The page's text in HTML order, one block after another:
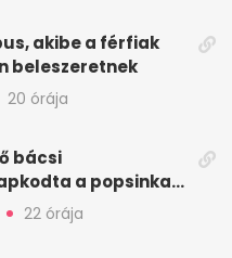
akibe a férfiak
beleszeretnek
20 órája
bácsi
a popsinkat”
táboros
22 órája